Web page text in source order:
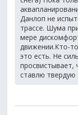
Данлоп не
трассе. Шума
мере
движении.Кто-
это есть. Не
просвистывает,
ставлю твердую